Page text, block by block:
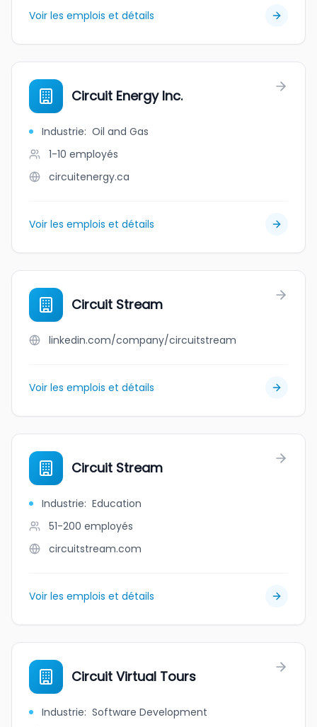
Voir les emplois et détails
Circuit Energy Inc.
Industrie: Oil and Gas
1-10 employés
circuitenergy.ca
Voir les emplois et détails
Circuit Stream
linkedin.com/company/circuitstream
Voir les emplois et détails
Circuit Stream
Industrie: Education
51-200 employés
circuitstream.com
Voir les emplois et détails
Circuit Virtual Tours
Industrie: Software Development